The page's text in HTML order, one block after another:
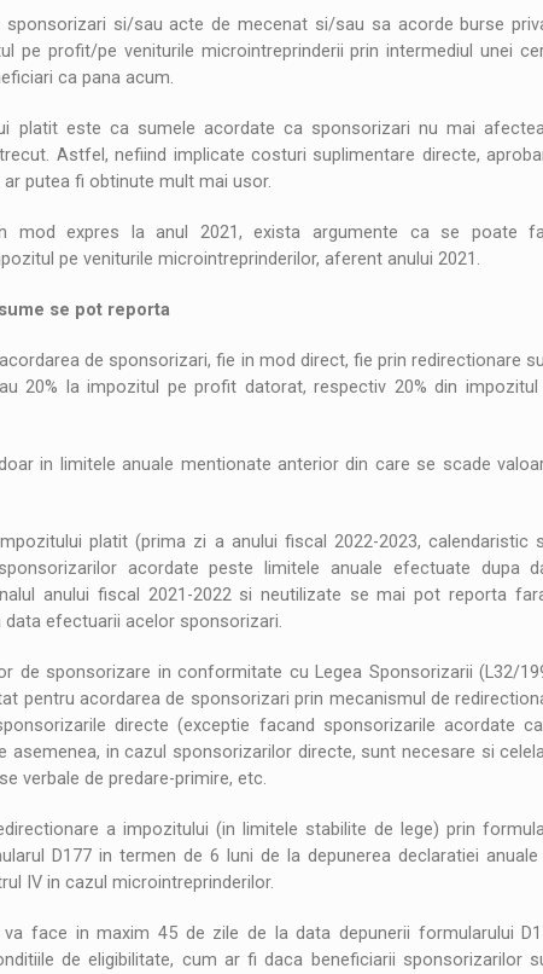
si/sau acte de mecenat si/sau sa acorde burse
pe profit/pe veniturile microintreprinderii prin intermediul unei
ca pana acum.
platit este ca sumele acordate ca sponsorizari nu mai
Astfel, nefiind implicate costuri suplimentare directe,
putea fi obtinute mult mai usor.
mod expres la anul 2021, exista argumente ca se poate
pe veniturile microintreprinderilor, aferent anului 2021.
se pot reporta
de sponsorizari, fie in mod direct, fie prin redirectionare
20% la impozitul pe profit datorat, respectiv 20% din impozitul
in limitele anuale mentionate anterior din care se scade
platit (prima zi a anului fiscal 2022-2023, calendaristic
acordate peste limitele anuale efectuate dupa
anului fiscal 2021-2022 si neutilizate se mai pot reporta
data efectuarii acelor sponsorizari.
de sponsorizare in conformitate cu Legea Sponsorizarii (L32/
pentru acordarea de sponsorizari prin mecanismul de
directe (exceptie facand sponsorizarile acordate
asemenea, in cazul sponsorizarilor directe, sunt necesare si
verbale de predare-primire, etc.
a impozitului (in limitele stabilite de lege) prin
D177 in termen de 6 luni de la depunerea declaratiei anuale
IV in cazul microintreprinderilor.
face in maxim 45 de zile de la data depunerii formularului
de eligibilitate, cum ar fi daca beneficiarii sponsorizarilor